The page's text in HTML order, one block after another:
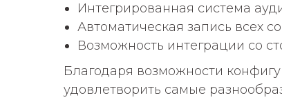
Интегрированная система
Автоматическая запись всех
Возможность интеграции со
Благодаря возможности
удовлетворить самые